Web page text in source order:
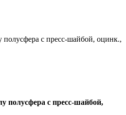
полусфера с пресс-шайбой, оцинк.,
полусфера с пресс-шайбой,